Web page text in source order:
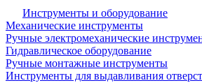
Инструменты и оборудование
Механические инструменты
Ручные электромеханические
Гидравлическое оборудование
Ручные монтажные инструменты
Инструменты для выдавливания